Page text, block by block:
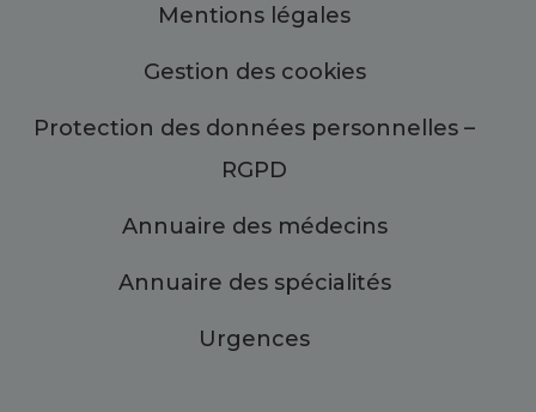
Mentions légales
Gestion des cookies
Protection des données personnelles –
RGPD
Annuaire des médecins
Annuaire des spécialités
Urgences